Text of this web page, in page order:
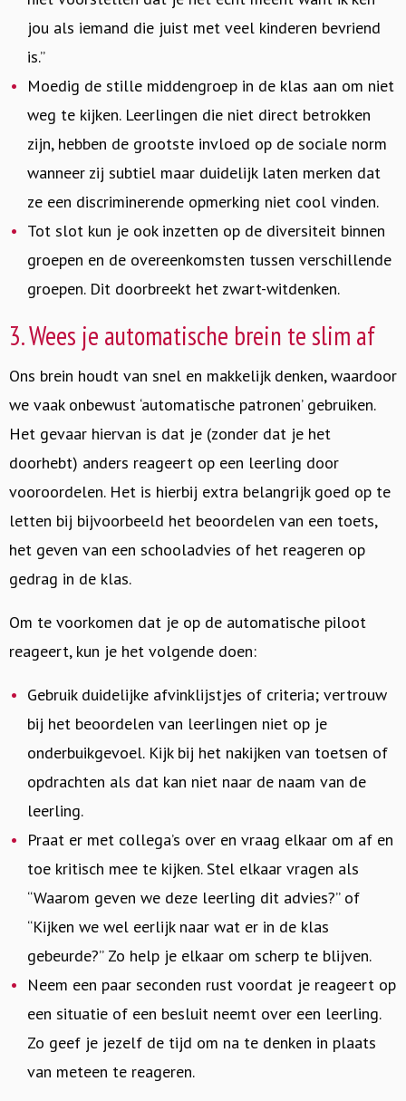
jou als iemand die juist met veel kinderen bevriend
is.”
Moedig de stille middengroep in de klas aan om niet
weg te kijken. Leerlingen die niet direct betrokken
zijn, hebben de grootste invloed op de sociale norm
wanneer zij subtiel maar duidelijk laten merken dat
ze een discriminerende opmerking niet cool vinden.
Tot slot kun je ook inzetten op de diversiteit binnen
groepen en de overeenkomsten tussen verschillende
groepen. Dit doorbreekt het zwart-witdenken.
3. Wees je automatische brein te slim af
Ons brein houdt van snel en makkelijk denken, waardoor
we vaak onbewust ‘automatische patronen’ gebruiken.
Het gevaar hiervan is dat je (zonder dat je het
doorhebt) anders reageert op een leerling door
vooroordelen. Het is hierbij extra belangrijk goed op te
letten bij bijvoorbeeld het beoordelen van een toets,
het geven van een schooladvies of het reageren op
gedrag in de klas.
Om te voorkomen dat je op de automatische piloot
reageert, kun je het volgende doen:
Gebruik duidelijke afvinklijstjes of criteria; vertrouw
bij het beoordelen van leerlingen niet op je
onderbuikgevoel. Kijk bij het nakijken van toetsen of
opdrachten als dat kan niet naar de naam van de
leerling.
Praat er met collega’s over en vraag elkaar om af en
toe kritisch mee te kijken. Stel elkaar vragen als
“Waarom geven we deze leerling dit advies?” of
“Kijken we wel eerlijk naar wat er in de klas
gebeurde?” Zo help je elkaar om scherp te blijven.
Neem een paar seconden rust voordat je reageert op
een situatie of een besluit neemt over een leerling.
Zo geef je jezelf de tijd om na te denken in plaats
van meteen te reageren.